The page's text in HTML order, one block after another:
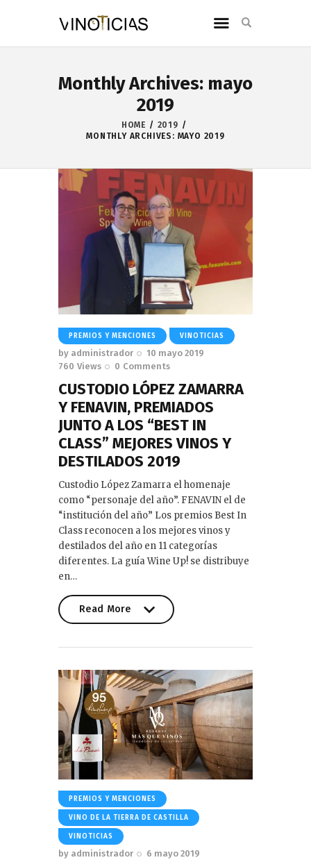
Monthly Archives: mayo
2019
HOME
2019
MONTHLY ARCHIVES: MAYO 2019
PREMIOS Y MENCIONES VINOTICIAS
by administrador
10 mayo 2019
760 Views 0 Comments
CUSTODIO LÓPEZ ZAMARRA
Y FENAVIN, PREMIADOS
JUNTO A LOS “BEST IN
CLASS” MEJORES VINOS Y
DESTILADOS 2019
Custodio López Zamarra el homenaje
como “personaje del año”. FENAVIN el de
“institución del año” Los premios Best In
Class reconocen a los mejores vinos y
destilados del año en 11 categorías
diferentes. La guía Wine Up! se distribuye
en…
Read More
PREMIOS Y MENCIONES
VINO DE LA TIERRA DE CASTILLA
VINOTICIAS
by administrador
6 mayo 2019